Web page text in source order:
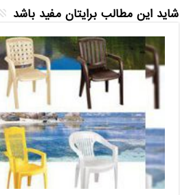
شاید این مطالب برایتان مفید باشد